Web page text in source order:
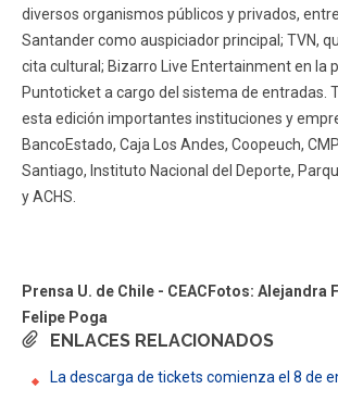
ENLACES RELACIONADOS
La descarga de tickets comienza el 8 de
diversos organismos públicos y privados,
Santander como auspiciador principal; TVN,
cita cultural; Bizarro Live Entertainment en la
Puntoticket a cargo del sistema de entradas.
esta edición importantes instituciones y
BancoEstado, Caja Los Andes, Coopeuch,
Santiago, Instituto Nacional del Deporte,
y ACHS.
Prensa U. de Chile - CEACFotos: Alejandra
Felipe Poga